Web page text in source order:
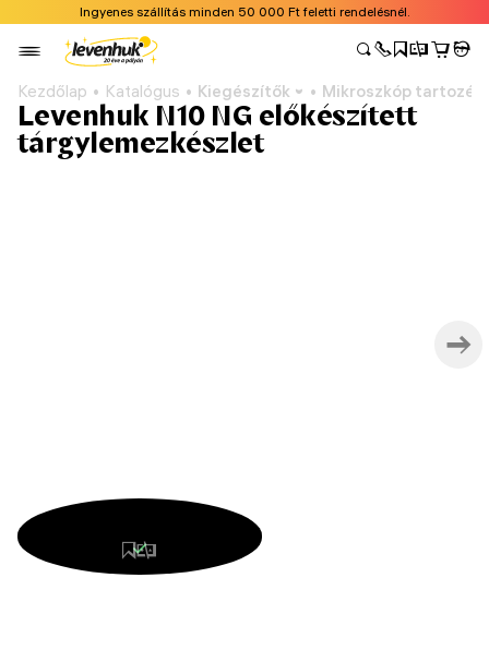
Ingyenes szállítás minden 50 000 Ft feletti rendelésnél.
Kezdőlap Katalógus Kiegészítők Mikroszkóp
Levenhuk N10 NG előkészített
tárgylemezkészlet